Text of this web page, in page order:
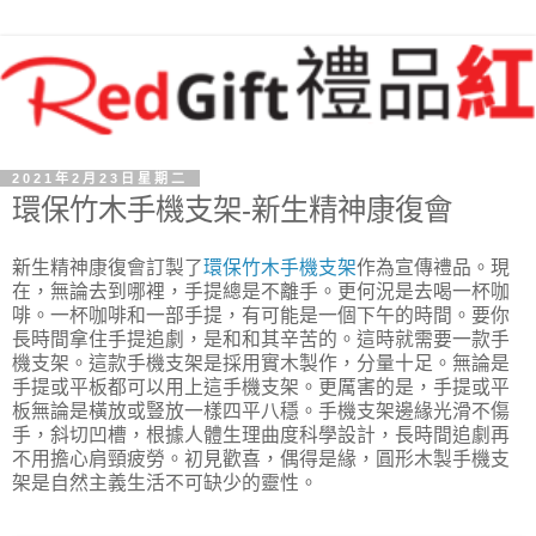
2021年2月23日星期二
環保竹木手機支架-新生精神康復會
新生精神康復會訂製了環保竹木手機支架作為宣傳禮品。現
在，無論去到哪裡，手提總是不離手。更何況是去喝一杯咖
啡。一杯咖啡和一部手提，有可能是一個下午的時間。要你
長時間拿住手提追劇，是和和其辛苦的。這時就需要一款手
機支架。這款手機支架是採用實木製作，分量十足。無論是
手提或平板都可以用上這手機支架。更厲害的是，手提或平
板無論是橫放或豎放一樣四平八穩。手機支架邊緣光滑不傷
手，斜切凹槽，根據人體生理曲度科學設計，長時間追劇再
不用擔心肩頸疲勞。初見歡喜，偶得是緣，圓形木製手機支
架是自然主義生活不可缺少的靈性。